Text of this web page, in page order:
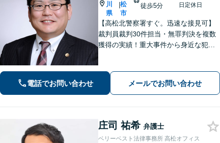
川
県
|松
市
徒歩5分
日定休日
【高松北警察署すぐ。迅速な接見可】
裁判員裁判30件担当・無罪判決を複数
獲得の実績！重大事件から身近な犯罪
不貞の慰謝料請求に実績あり【電話相
談無料】【初回相談無料（法テラス利
電話でお問い合わせ メールでお問い合わせ
庄司 祐希 弁護士
ベリーベスト法律事務所 高松オフィス